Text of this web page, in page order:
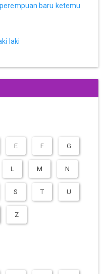
baru ketemu
laki
E F G
L M N
S T U
Z